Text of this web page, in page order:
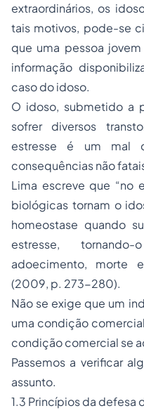
extraordinários, os
tais motivos, pode-se
que uma pessoa
informação
caso do idoso.
O idoso, submetido a
sofrer diversos
estresse é um mal
consequências não
Lima escreve que “no
biológicas tornam o
homeostase quando
estresse,
adoecimento, morte
(2009, p. 273-280).
Não se exige que um
uma condição
condição comercial se
Passemos a verificar
assunto.
1.3 Princípios da defesa